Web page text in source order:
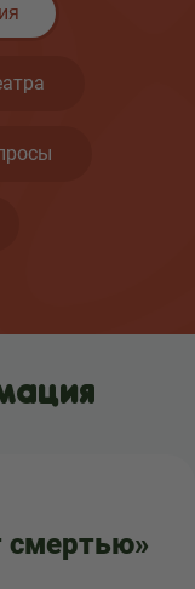
смертью»